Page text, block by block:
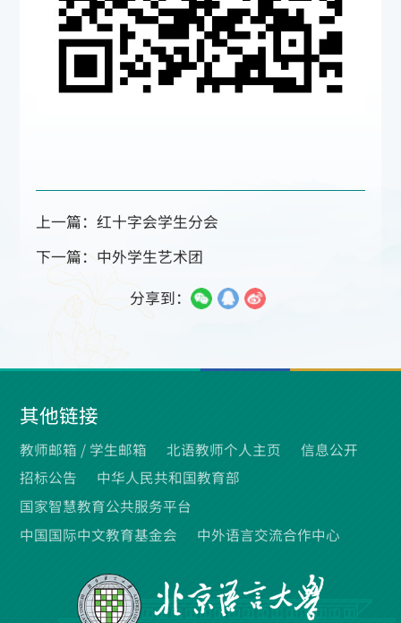
上一篇：红十字会学生分会
下一篇：中外学生艺术团
分享到：
其他链接
教师邮箱 / 学生邮箱 北语教师个人主页
信息公开
招标公告
中华人民共和国教育部
国家智慧教育公共服务平台
中国国际中文教育基金会
中外语言交流合作中心